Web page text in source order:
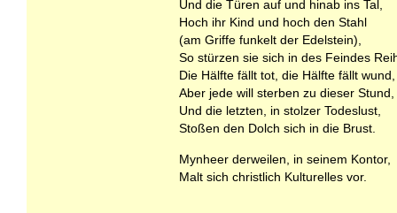
Und die Türen auf und hinab ins Tal,
Hoch ihr Kind und hoch den Stahl
(am Griffe funkelt der Edelstein),
So stürzen sie sich in des Feindes
Die Hälfte fällt tot, die Hälfte fällt wund,
Aber jede will sterben zu dieser Stund,
Und die letzten, in stolzer Todeslust,
Stoßen den Dolch sich in die Brust.
Mynheer derweilen, in seinem Kontor,
Malt sich christlich Kulturelles vor.